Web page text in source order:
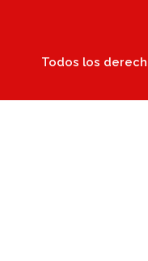
Todos los